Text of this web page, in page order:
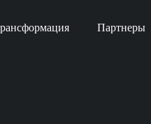
Партнеры